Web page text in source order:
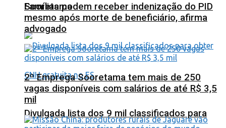
Sooretama
Divulgada lista dos 9 mil classificados para
Famílias podem receber indenização do PID
mesmo após morte de beneficiário, afirma
advogado
2º Emprega Sooretama tem mais de 250
vagas disponíveis com salários de até R$ 3,5
mil